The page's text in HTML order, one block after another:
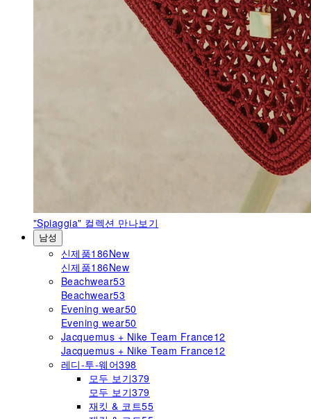
"Spiaggia" 컬렉션 만나보기
남성
신제품186New
신제품186New
Beachwear53
Beachwear53
Evening wear50
Evening wear50
Jacquemus + Nike Team France12
Jacquemus + Nike Team France12
레디-투-웨어398
모두 보기379
모두 보기379
재킷 & 코트55